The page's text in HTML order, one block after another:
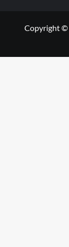
Copyright ©